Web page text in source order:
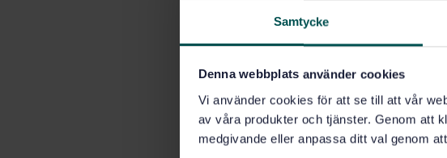
Samtycke
Denna webbplats använder cookies
Vi använder cookies för att se till att vår
av våra produkter och tjänster. Genom att
medgivande eller anpassa ditt val genom